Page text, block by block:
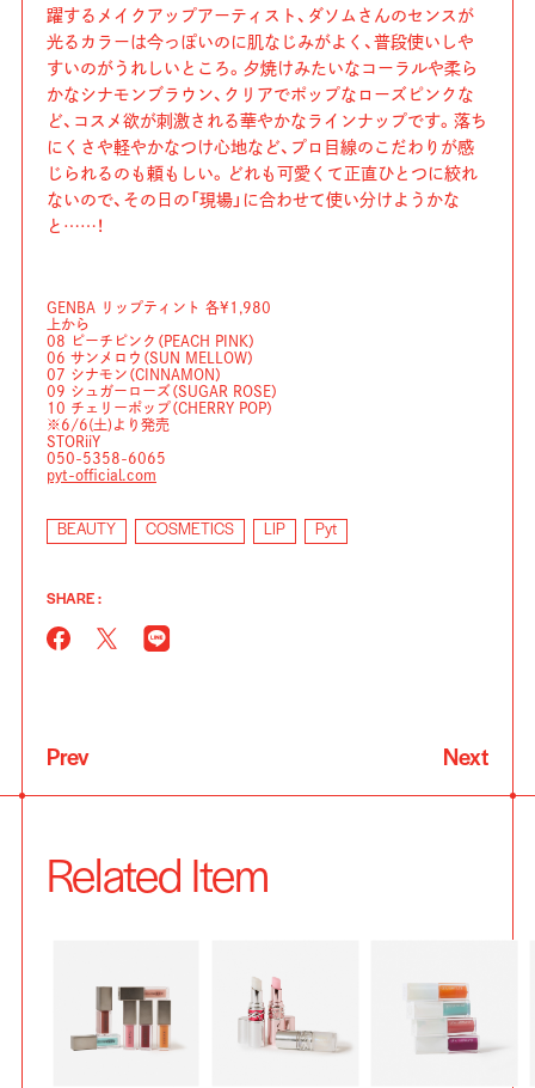
躍するメイクアップアーティスト、ダソムさんのセンスが
光るカラーは今っぽいのに肌なじみがよく、普段使いしや
すいのがうれしいところ。夕焼けみたいなコーラルや柔ら
かなシナモンブラウン、クリアでポップなローズピンクな
ど、コスメ欲が刺激される華やかなラインナップです。落ち
にくさや軽やかなつけ心地など、プロ目線のこだわりが感
じられるのも頼もしい。どれも可愛くて正直ひとつに絞れ
ないので、その日の「現場」に合わせて使い分けようかな
と……！
GENBA リップティント 各¥1,980
上から
08 ピーチピンク（PEACH PINK）
06 サンメロウ（SUN MELLOW）
07 シナモン（CINNAMON）
09 シュガーローズ（SUGAR ROSE）
10 チェリーポップ（CHERRY POP）
※6/6(土)より発売
STORiiY
050-5358-6065
pyt-official.com
BEAUTY COSMETICS LIP Pyt
SHARE :
Prev Next
Related Item